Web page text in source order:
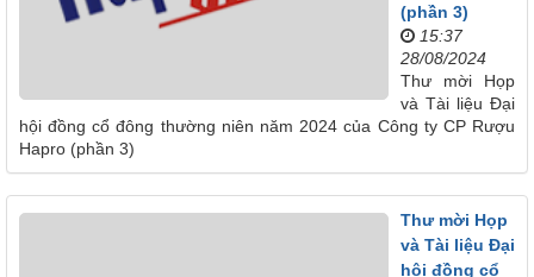
(phần 3)
15:37
28/08/2024
Thư mời Họp
và Tài liệu Đại
hội đồng cổ đông thường niên năm 2024 của Công ty CP Rượu
Hapro (phần 3)
Thư mời Họp
và Tài liệu Đại
hội đồng cổ